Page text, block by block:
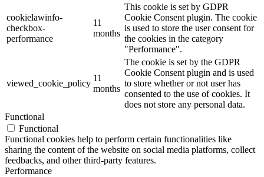
cookielawinfo-
checkbox-
performance
11
months
This cookie is set by GDPR
Cookie Consent plugin. The cookie
is used to store the user consent for
the cookies in the category
"Performance".
viewed_cookie_policy
11
months
The cookie is set by the GDPR
Cookie Consent plugin and is used
to store whether or not user has
consented to the use of cookies. It
does not store any personal data.
Functional
Functional
Functional cookies help to perform certain functionalities like
sharing the content of the website on social media platforms, collect
feedbacks, and other third-party features.
Performance